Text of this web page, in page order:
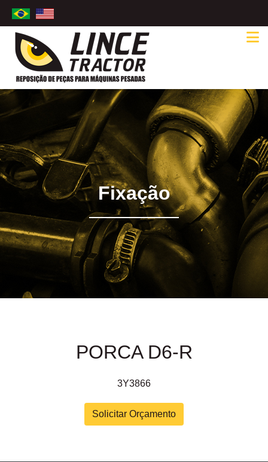
Fixação
PORCA D6-R
3Y3866
Solicitar Orçamento